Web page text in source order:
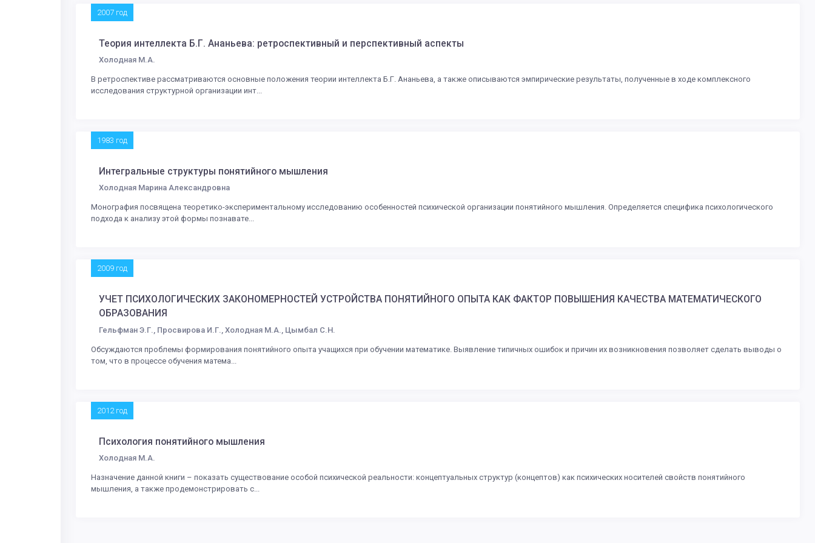
2007 год
Теория интеллекта Б.Г. Ананьева: ретроспективный и перспективный аспекты
Холодная М.А.
В ретроспективе рассматриваются основные положения теории интеллекта Б.Г. Ананьева, а также описываются эмпирические результаты, полученные в ходе комплексного
исследования структурной организации инт...
1983 год
Интегральные структуры понятийного мышления
Холодная Марина Александровна
Монография посвящена теоретико-экспериментальному исследованию особенностей психической организации понятийного мышления. Определяется специфика психологического
подхода к анализу этой формы познавате...
2009 год
УЧЕТ ПСИХОЛОГИЧЕСКИХ ЗАКОНОМЕРНОСТЕЙ УСТРОЙСТВА ПОНЯТИЙНОГО ОПЫТА КАК ФАКТОР ПОВЫШЕНИЯ КАЧЕСТВА МАТЕМАТИЧЕСКОГО
ОБРАЗОВАНИЯ
Гельфман Э.Г., Просвирова И.Г., Холодная М.А., Цымбал С.Н.
Обсуждаются проблемы формирования понятийного опыта учащихся при обучении математике. Выявление типичных ошибок и причин их возникновения позволяет сделать выводы о
том, что в процессе обучения матема...
2012 год
Психология понятийного мышления
Холодная М.А.
Назначение данной книги – показать существование особой психической реальности: концептуальных структур (концептов) как психических носителей свойств понятийного
мышления, а также продемонстрировать с...